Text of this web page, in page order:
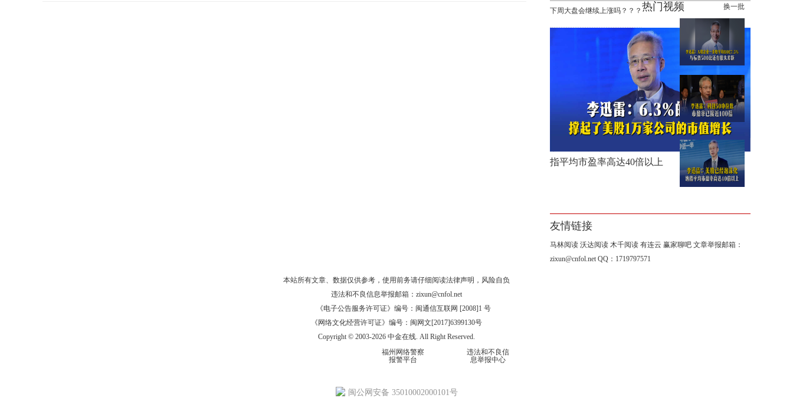
下周大盘会继续上涨吗？？？ 热门视频 换一批
李迅雷：A股一季度平均ROE
为7.5%，远低于标普500
李迅雷：科创50中位数市盈率
指平均市盈率高达40倍以上
友情链接
马林阅读 沃达阅读 木千阅读 有连云 赢家聊吧 文章举报邮箱：
zixun@cnfol.net QQ：1719797571
本站所有文章、数据仅供参考，使用前务请仔细阅读法律声明 ，风险自负
违法和不良信息举报邮箱： zixun@cnfol.net
《电子公告服务许可证》编号：闽通信互联网 [2008]1 号
《网络文化经营许可证》编号：闽网文[2017]6399130号
Copyright © 2003-2026 中金在线. All Right Reserved.
福州网络警察
报警平台
违法和不良信
息举报中心
闽公网安备 35010002000101号